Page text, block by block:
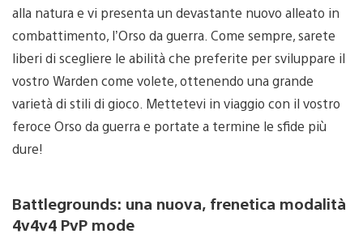
alla natura e vi presenta un devastante nuovo alleato in
combattimento, l’Orso da guerra. Come sempre, sarete
liberi di scegliere le abilità che preferite per sviluppare il
vostro Warden come volete, ottenendo una grande
varietà di stili di gioco. Mettetevi in viaggio con il vostro
feroce Orso da guerra e portate a termine le sfide più
dure!
Battlegrounds: una nuova, frenetica modalità
4v4v4 PvP mode